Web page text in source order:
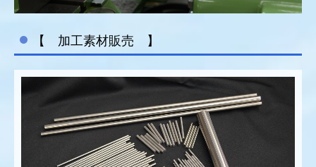
【 加工素材販売 】